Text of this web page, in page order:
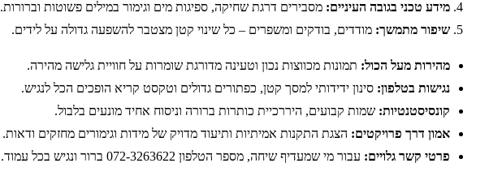
מידע טכני בגובה העיניים: מסבירים דרגת שחיקה, ספיגות מים וגימור במילים פשוטות וברורות.
שיפור מתמשך: מודדים, בודקים ומשפרים – כל שינוי קטן מצטבר להשפעה גדולה על לידים.
מהירות מעל הכול: תמונות מכווצות נכון וטעינה מדורגת שומרות על חוויית גלישה מהירה.
נגישות בטלפון: סינון ידידותי למסך קטן, כפתורים גדולים וטקסט קריא הופכים הכל לנגיש.
קונסיסטנטיות: שמות קבועים, היררכיית כותרות ברורה וניסוח אחיד מונעים בלבול.
אמון דרך פרויקטים: הצגת התקנות אמיתיות ותיעוד מדויק של מידות וגימורים מחזקים ודאות.
פרטי קשר גלויים: עבור מי שמעדיף שיחה, מספר הטלפון 072-3263622 ברור ונגיש בכל עמוד.